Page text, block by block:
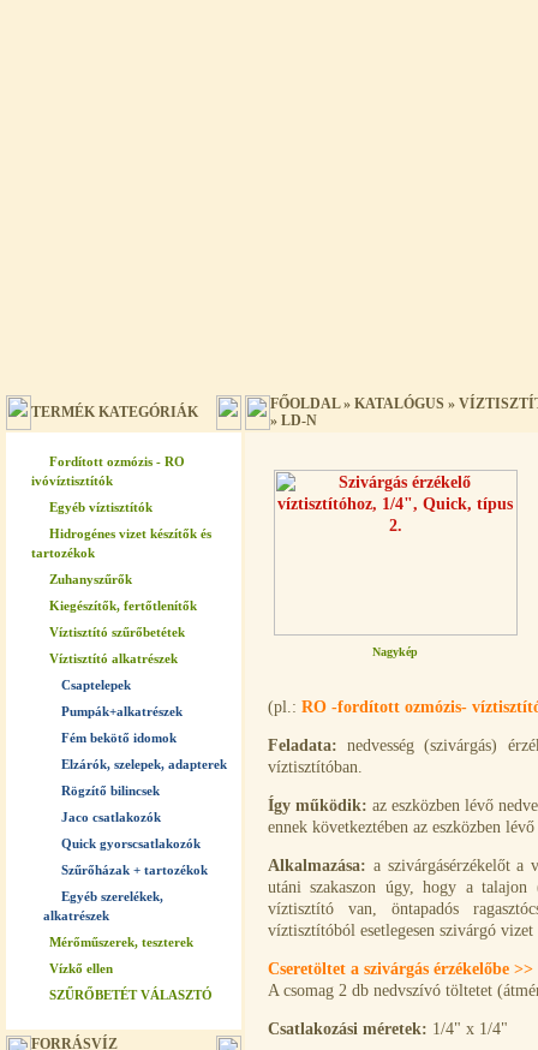
TERMÉK KATEGÓRIÁK
Fordított ozmózis - RO
ivóvíztisztítók
Egyéb víztisztítók
Hidrogénes vizet készítők és
tartozékok
Zuhanyszűrők
Kiegészítők, fertőtlenítők
Víztisztító szűrőbetétek
Víztisztító alkatrészek
Csaptelepek
Pumpák+alkatrészek
Fém bekötő idomok
Elzárók, szelepek, adapterek
Rögzítő bilincsek
Jaco csatlakozók
Quick gyorscsatlakozók
Szűrőházak + tartozékok
Egyéb szerelékek,
alkatrészek
Mérőműszerek, teszterek
Vízkő ellen
SZŰRŐBETÉT VÁLASZTÓ
FORRÁSVÍZ
FŐOLDAL» KATALÓGUS »
» LD-N
Nagykép
(pl.: RO -fordított ozmózis-
Feladata: nedvesség (szivárgás)
víztisztítóban.
Így működik: az eszközben lévő
ennek következtében az eszközben
Alkalmazása: a szivárgásérzékelőt a
utáni szakaszon úgy, hogy a
víztisztító van, öntapadós
víztisztítóból esetlegesen szivárgó
Cseretöltet a szivárgás érzékelőbe >>
A csomag 2 db nedvszívó töltetet
Csatlakozási méretek: 1/4" x 1/4"